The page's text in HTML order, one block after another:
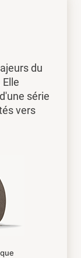
du
série
vers